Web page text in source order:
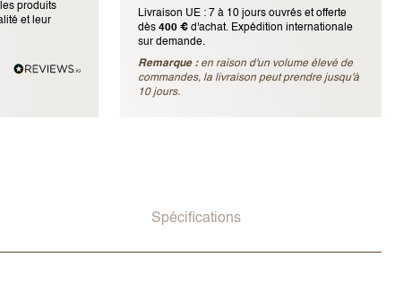
produits
et leur
Livraison UE : 7 à 10 jours ouvrés et offerte
dès400 €d'achat. Expédition internationale
sur demande.
Remarque : en raison d'un volume élevé de
commandes, la livraison peut prendre jusqu'à
10 jours.
Spécifications